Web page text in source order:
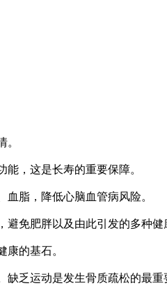
。
，这是长寿的重要保障。
脂，降低心脑血管病风险。
免肥胖以及由此引发的多种健
康的基石。
乏运动是发生骨质疏松的最重